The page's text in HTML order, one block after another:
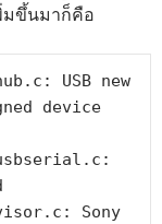
มขึ้นมาก็คือ
USB new
device
Sony